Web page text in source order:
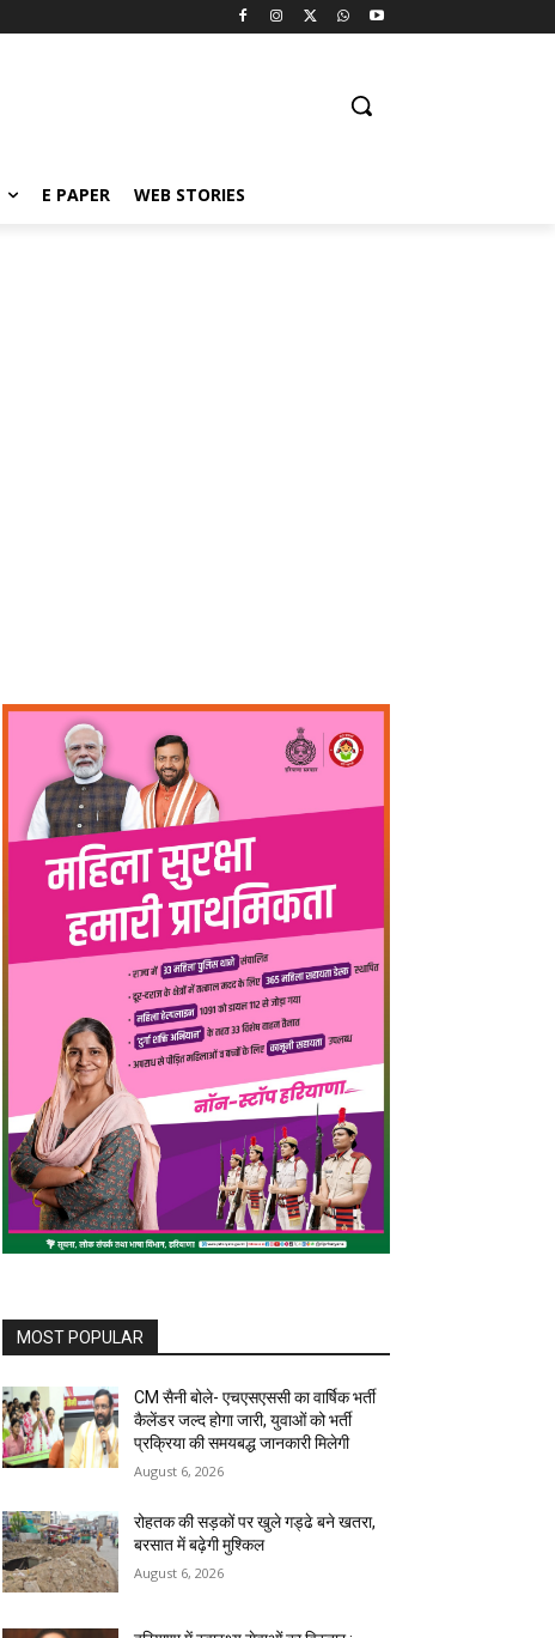
E PAPER WEB STORIES
MOST POPULAR
CM सैनी बोले- एचएसएससी का वार्षिक भर्ती
कैलेंडर जल्द होगा जारी, युवाओं को भर्ती
प्रक्रिया की समयबद्ध जानकारी मिलेगी
August 6, 2026
रोहतक की सड़कों पर खुले गड्ढे बने खतरा,
बरसात में बढ़ेगी मुश्किल
August 6, 2026